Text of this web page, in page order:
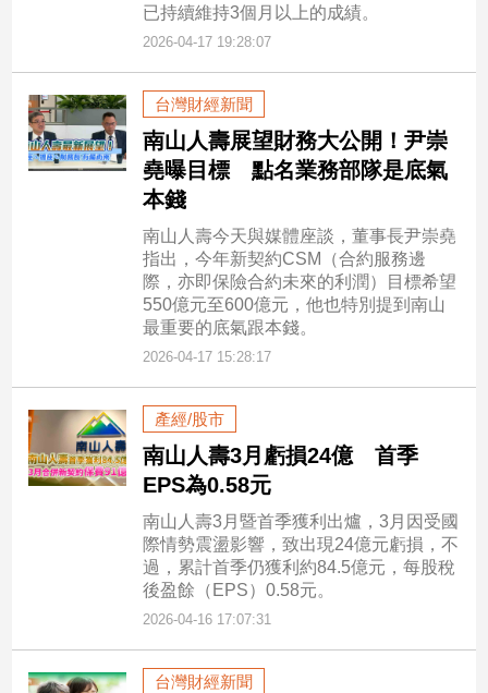
已持續維持3個月以上的成績。
2026-04-17 19:28:07
台灣財經新聞
南山人壽展望財務大公開！尹崇
堯曝目標 點名業務部隊是底氣
本錢
南山人壽今天與媒體座談，董事長尹崇堯
指出，今年新契約CSM（合約服務邊
際，亦即保險合約未來的利潤）目標希望
550億元至600億元，他也特別提到南山
最重要的底氣跟本錢。
2026-04-17 15:28:17
產經/股市
南山人壽3月虧損24億 首季
EPS為0.58元
南山人壽3月暨首季獲利出爐，3月因受國
際情勢震盪影響，致出現24億元虧損，不
過，累計首季仍獲利約84.5億元，每股稅
後盈餘（EPS）0.58元。
2026-04-16 17:07:31
台灣財經新聞